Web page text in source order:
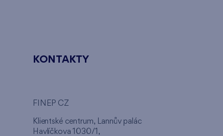
KONTAKTY
FINEP CZ
Klientské centrum, Lannův palác
Havlíčkova 1030/1,